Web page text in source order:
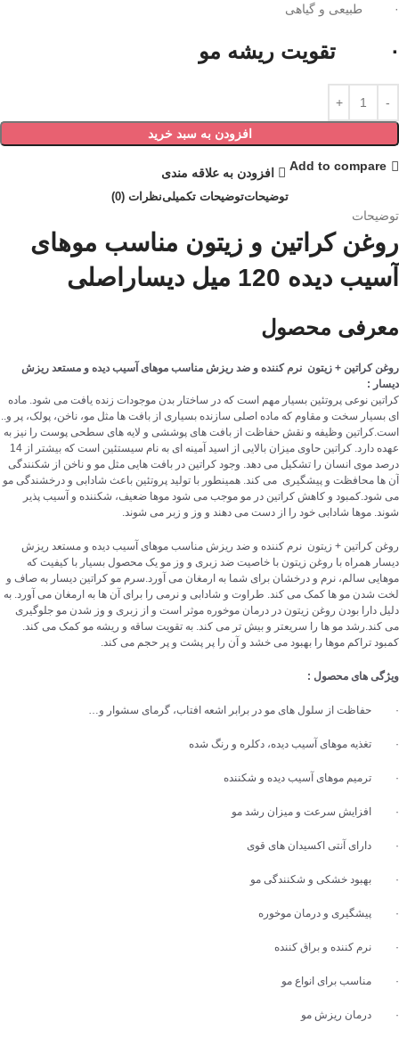
· طبیعی و گیاهی
· تقویت ریشه مو
افزودن به سبد خرید
Add to compare افزودن به علاقه مندی
توضیحاتتوضیحات تکمیلینظرات (0)
توضیحات
روغن کراتین و زیتون مناسب موهای
آسیب دیده 120 میل دیساراصلی
معرفی محصول
روغن کراتین + زیتون نرم کننده و ضد ریزش مناسب موهای آسیب دیده و مستعد ریزش
دیسار :
کراتین نوعی پروتئین بسیار مهم است که در ساختار بدن موجودات زنده یافت می شود. ماده
ای بسیار سخت و مقاوم که ماده اصلی سازنده بسیاری از بافت ها مثل مو، ناخن، پولک، پر و..
است.کراتین وظیفه و نقش حفاظت از بافت های پوششی و لایه های سطحی پوست را نیز به
عهده دارد. کراتین حاوی میزان بالایی از اسید آمینه ای به نام سیستئین است که بیشتر از 14
درصد موی انسان را تشکیل می دهد. وجود کراتین در بافت هایی مثل مو و ناخن از شکنندگی
آن ها محافظت و پیشگیری می کند. همینطور با تولید پروتئین باعث شادابی و درخشندگی مو
می شود.کمبود و کاهش کراتین در مو موجب می شود موها ضعیف، شکننده و آسیب پذیر
شوند. موها شادابی خود را از دست می دهند و وز و زبر می شوند.
روغن کراتین + زیتون نرم کننده و ضد ریزش مناسب موهای آسیب دیده و مستعد ریزش
دیسار همراه با روغن زیتون با خاصیت ضد زبری و وز مو یک محصول بسیار با کیفیت که
موهایی سالم، نرم و درخشان برای شما به ارمغان می آورد.سرم مو کراتین دیسار به صاف و
لخت شدن مو ها کمک می کند. طراوت و شادابی و نرمی را برای آن ها به ارمغان می آورد. به
دلیل دارا بودن روغن زیتون در درمان موخوره موثر است و از زبری و وز شدن مو جلوگیری
می کند.رشد مو ها را سریعتر و بیش تر می کند. به تقویت ساقه و ریشه مو کمک می کند.
کمبود تراکم موها را بهبود می خشد و آن را پر پشت و پر حجم می کند.
ویژگی های محصول :
· حفاظت از سلول های مو در برابر اشعه افتاب، گرمای سشوار و…
· تغذیه موهای آسیب دیده، دکلره و رنگ شده
· ترمیم موهای آسیب دیده و شکننده
· افزایش سرعت و میزان رشد مو
· دارای آنتی اکسیدان های قوی
· بهبود خشکی و شکنندگی مو
· پیشگیری و درمان موخوره
· نرم کننده و براق کننده
· مناسب برای انواع مو
· درمان ریزش مو